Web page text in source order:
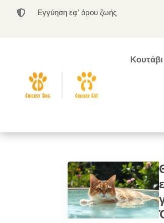
 Εγγύηση εφ’ όρου ζωής
Κουτάβι